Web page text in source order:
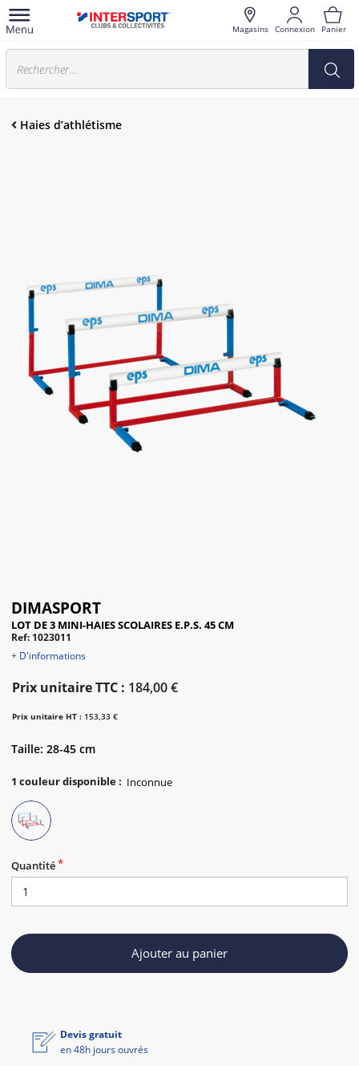
Magasins Connexion Panier
Haies d’athlétisme
DIMASPORT
LOT DE 3 MINI-HAIES SCOLAIRES E.P.S. 45 CM
Ref: 1023011
+ D'informations
Prix unitaire TTC : 184,00 €
Prix unitaire HT : 153,33 €
Taille: 28-45 cm
1 couleur disponible:
Quantité
Ajouter au panier
Devis gratuit
en 48h jours ouvrés